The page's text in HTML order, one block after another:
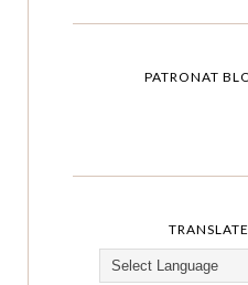
PATRONAT
TRANSLATE